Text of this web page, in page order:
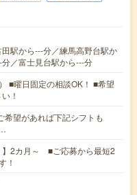
駅から---分／練馬高野台駅か
／富士見台駅から---分
■曜日固定の相談OK！ ■希望
！
望があれば下記シフトも
】2カ月～ ■ご応募から最短2
！